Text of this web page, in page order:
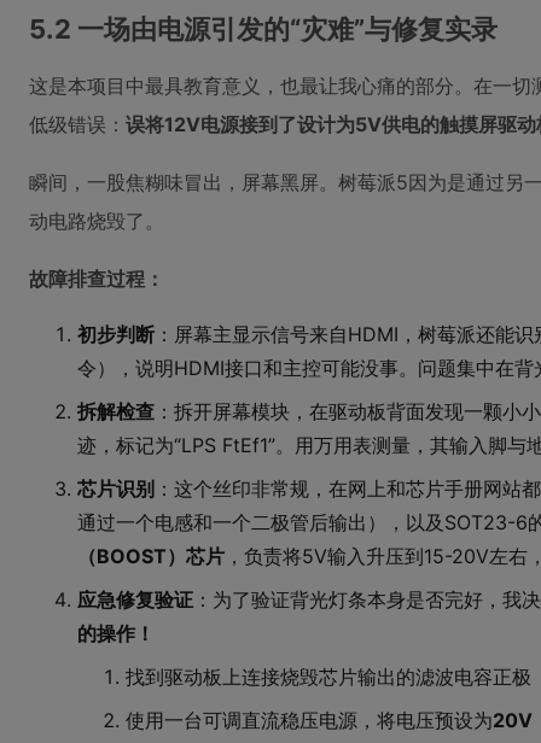
5.2 一场由电源引发的“灾难”与修复实录
这是本项目中最具教育意义，也最让我心痛的部分。在一
低级错误： 误将12V电源接到了设计为5V供电的触摸屏驱动
瞬间，一股焦糊味冒出，屏幕黑屏。树莓派5因为是通过另
动电路烧毁了。
故障排查过程：
初步判断 ：屏幕主显示信号来自HDMI，树莓派还能
令），说明HDMI接口和主控可能没事。问题集中在背
拆解检查 ：拆开屏幕模块，在驱动板背面发现一颗
迹，标记为“LPS FtEf1”。用万用表测量，其输入脚与
芯片识别 ：这个丝印非常规，在网上和芯片手册网站
通过一个电感和一个二极管后输出），以及SOT23-6
（BOOST）芯片 ，负责将5V输入升压到15-20V左右
应急修复验证 ：为了验证背光灯条本身是否完好，我
的操作！
找到驱动板上连接烧毁芯片输出的滤波电容正极
使用一台可调直流稳压电源，将电压预设为20V